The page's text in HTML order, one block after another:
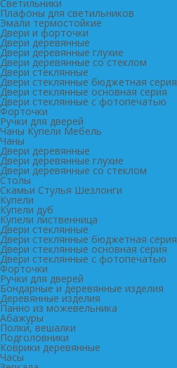
Светильники
Плафоны для светильников
Эмали термостойкие
Двери и форточки
Двери деревянные
Двери деревянные глухие
Двери деревянные со стеклом
Двери стеклянные
Двери стеклянные бюджетная серия
Двери стеклянные основная серия
Двери стеклянные с фотопечатью
Форточки
Ручки для дверей
Чаны Купели Мебель
Чаны
Двери деревянные
Двери деревянные глухие
Двери деревянные со стеклом
Столы
Скамьи Стулья Шезлонги
Купели
Купели дуб
Купели лиственница
Двери стеклянные
Двери стеклянные бюджетная серия
Двери стеклянные основная серия
Двери стеклянные с фотопечатью
Форточки
Ручки для дверей
Бондарные и деревянные изделия
Деревянные изделия
Панно из можевельника
Абажуры
Полки, вешалки
Подголовники
Коврики деревянные
Часы